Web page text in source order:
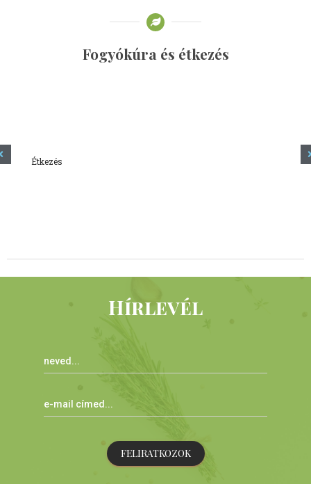
Fogyókúra és étkezés
Étkezés
Hírlevél
FELIRATKOZOK